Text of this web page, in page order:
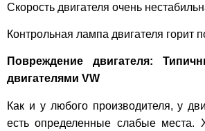
Скорость двигателя очень
Контрольная лампа двигателя горит
Повреждение двигателя:
двигателями VW
Как и у любого производителя, у
есть определенные слабые места.